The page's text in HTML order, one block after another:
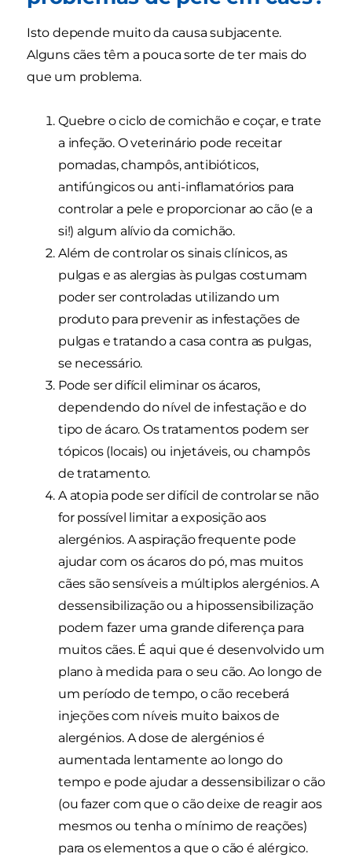
Isto depende muito da causa subjacente.
Alguns cães têm a pouca sorte de ter mais do
que um problema.
Quebre o ciclo de comichão e coçar, e trate
a infeção. O veterinário pode receitar
pomadas, champôs, antibióticos,
antifúngicos ou anti-inflamatórios para
controlar a pele e proporcionar ao cão (e a
si!) algum alívio da comichão.
Além de controlar os sinais clínicos, as
pulgas e as alergias às pulgas costumam
poder ser controladas utilizando um
produto para prevenir as infestações de
pulgas e tratando a casa contra as pulgas,
se necessário.
Pode ser difícil eliminar os ácaros,
dependendo do nível de infestação e do
tipo de ácaro. Os tratamentos podem ser
tópicos (locais) ou injetáveis, ou champôs
de tratamento.
A atopia pode ser difícil de controlar se não
for possível limitar a exposição aos
alergénios. A aspiração frequente pode
ajudar com os ácaros do pó, mas muitos
cães são sensíveis a múltiplos alergénios. A
dessensibilização ou a hipossensibilização
podem fazer uma grande diferença para
muitos cães. É aqui que é desenvolvido um
plano à medida para o seu cão. Ao longo de
um período de tempo, o cão receberá
injeções com níveis muito baixos de
alergénios. A dose de alergénios é
aumentada lentamente ao longo do
tempo e pode ajudar a dessensibilizar o cão
(ou fazer com que o cão deixe de reagir aos
mesmos ou tenha o mínimo de reações)
para os elementos a que o cão é alérgico.